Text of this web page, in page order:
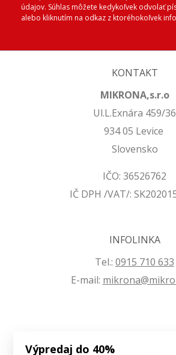
údajov. Súhlas môžete kedykoľvek odvolať
alebo kliknutím na odkaz z ktoréhokoľvek
KONTAKT
MIKRONA,s.r.o
Ul.L.Exnára 459/36
934 05 Levice
Slovensko
IČO: 36526762
IČ DPH /VAT/:
INFOLINKA
Tel.: 0915 710 633
E-mail:
Výpredaj do 40%